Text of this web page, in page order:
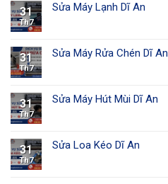
31
Th7
Sửa Máy Lạnh Dĩ An
31
Th7
Sửa Máy Rửa Chén Dĩ An
31
Th7
Sửa Máy Hút Mùi Dĩ An
31
Th7
Sửa Loa Kéo Dĩ An